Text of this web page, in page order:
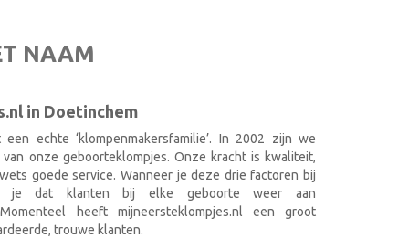
NAAM
in Doetinchem
echte ‘klompenmakersfamilie’. In 2002 zijn we
onze geboorteklompjes. Onze kracht is kwaliteit,
goede service. Wanneer je deze drie factoren bij
je dat klanten bij elke geboorte weer aan
heeft mijneersteklompjes.nl een groot
trouwe klanten.